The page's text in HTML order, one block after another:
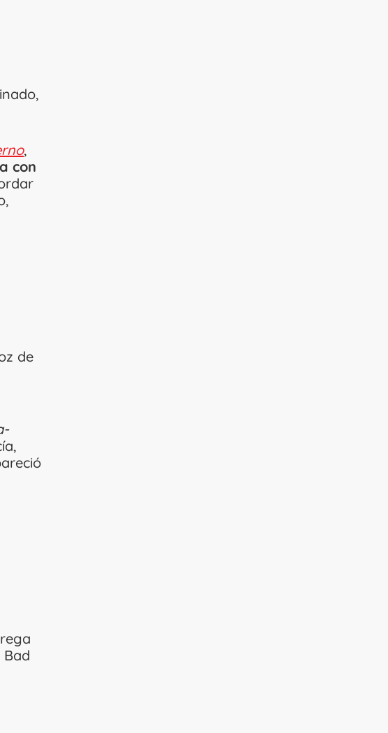
,
con
de